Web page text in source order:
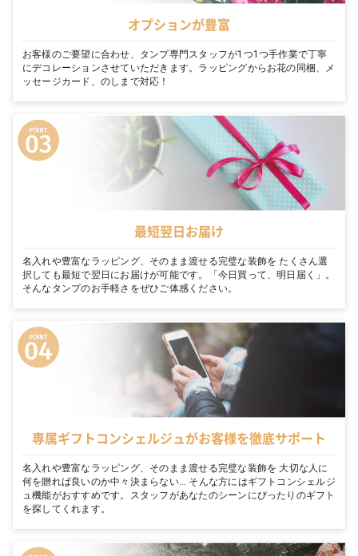
オプションが豊富
お客様のご要望に合わせ、タンプ専門スタッフが1つ1つ手作業で丁寧
にデコレーションさせていただきます。ラッピングからお花の同梱、メ
ッセージカード、のしまで対応！
最短翌日お届け
名入れや豊富なラッピング、そのまま渡せる完璧な装飾を たくさん選
択しても最短で翌日にお届けが可能です。「今日買って、明日届く」。
そんなタンプのお手軽さをぜひご体感ください。
専属ギフトコンシェルジュがお客様を徹底サポート
名入れや豊富なラッピング、そのまま渡せる完璧な装飾を 大切な人に
何を贈れば良いのか中々決まらない… そんな方にはギフトコンシェルジ
ュ機能がおすすめです。スタッフがあなたのシーンにぴったりのギフト
を探してくれます。